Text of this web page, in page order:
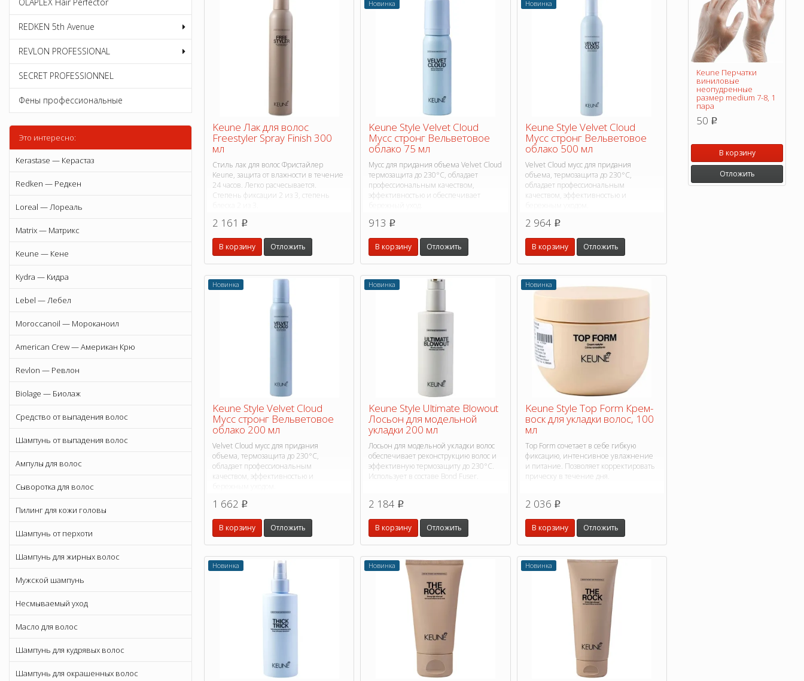
REDKEN 5th Avenue
REVLON PROFESSIONAL
SECRET PROFESSIONNEL
Фены профессиональные
Это интересно:
Kerastase — Керастаз
Redken — Редкен
Loreal — Лореаль
Matrix — Матрикс
Keune — Кене
Kydra — Кидра
Lebel — Лебел
Moroccanoil — Мороканоил
American Crew — Американ Крю
Revlon — Ревлон
Biolage — Биолаж
Средство от выпадения волос
Шампунь от выпадения волос
Ампулы для волос
Сыворотка для волос
Пилинг для кожи головы
Шампунь от перхоти
Шампунь для жирных волос
Мужской шампунь
Несмываемый уход
Масло для волос
Шампунь для кудрявых волос
Шампунь для окрашенных волос
Keune Лак для волос
Freestyler Spray Finish 300
мл
Стиль лак для волос Фристайлер
Keune, защита от влажности в течение
24 часов. Легко расчесывается.
Степень фиксации 2 из 3, степень
2 161 p
В корзину Отложить
Новинка
Keune Style Velvet Cloud
Мусс стронг Вельветовое
облако 75 мл
Мусс для придания объема Velvet Cloud
термозащита до 230°C, обладает
профессиональным качеством,
эффективностью и обеспечивает
913 p
В корзину Отложить
Новинка
Keune Style Velvet Cloud
Мусс стронг Вельветовое
облако 500 мл
Velvet Cloud мусс для придания
объема, термозащита до 230°C,
обладает профессиональным
качеством, эффективностью и
2 964 p
В корзину Отложить
Новинка
Keune Style Velvet Cloud
Мусс стронг Вельветовое
облако 200 мл
Velvet Cloud мусс для придания
объема, термозащита до 230°C,
обладает профессиональным
качеством, эффективностью и
1 662 p
В корзину Отложить
Новинка
Keune Style Ultimate Blowout
Лосьон для модельной
укладки 200 мл
Лосьон для модельной укладки волос
обеспечивает реконструкцию волос и
эффективную термозащиту до 230°C.
Использует в составе Bond Fuser.
2 184 p
В корзину Отложить
Новинка
Keune Style Top Form Крем-
воск для укладки волос, 100
мл
Top Form сочетает в себе гибкую
фиксацию, интенсивное увлажнение
и питание. Позволяет корректировать
прическу в течение дня.
2 036 p
В корзину Отложить
Новинка Новинка Новинка
Keune Перчатки
виниловые
неопудренные
размер medium 7-8, 1
пара
50 p
В корзину
Отложить